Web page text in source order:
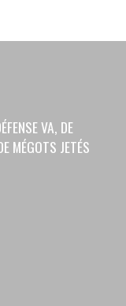
VA, DE
MÉGOTS JETÉS